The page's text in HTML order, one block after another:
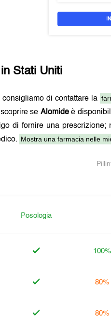
Stati Uniti
consigliamo di contattare la
se Alomideè
di fornire una prescrizione;
Mostra una farmacia nelle
Posologia
100%
80%
80%